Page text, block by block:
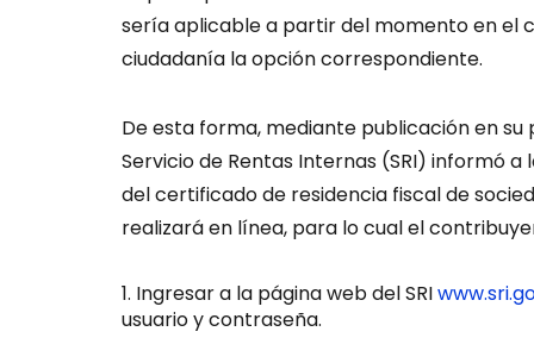
sería aplicable a partir del momento en el
ciudadanía la opción correspondiente.
De esta forma, mediante publicación en su
Servicio de Rentas Internas (SRI) informó
del certificado de residencia fiscal de
realizará en línea, para lo cual el
Ingresar a la página web del SRI
usuario y contraseña.